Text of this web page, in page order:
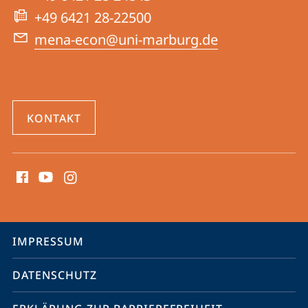
Website
Mittleren
Ostens
+49 6421 28-22500
mena-econ@uni-marburg.de
KONTAKT
Media
Service-
Navigation
IMPRESSUM
DATENSCHUTZ